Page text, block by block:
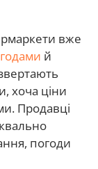
вже
й
хоча ціни
Продавці
погоди